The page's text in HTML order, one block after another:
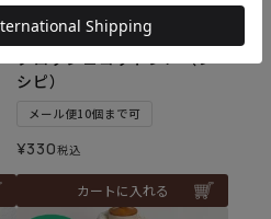
フラワーサークルベスト＜
シピ）
メール便10個まで可
¥330税込
カートに入れる